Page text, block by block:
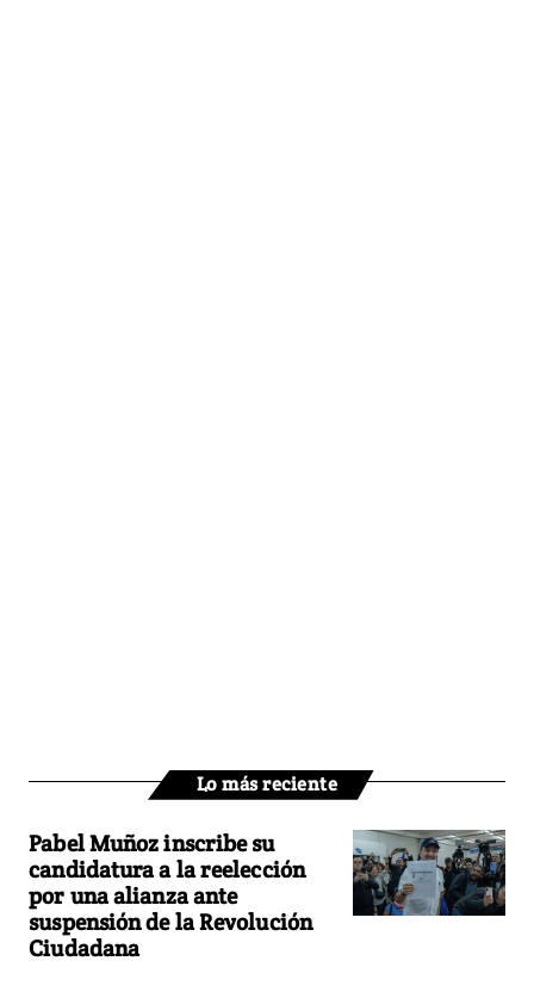
Lo más reciente
Pabel Muñoz inscribe su
candidatura a la reelección
por una alianza ante
suspensión de la Revolución
Ciudadana